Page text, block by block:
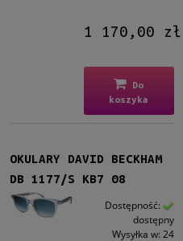
1 170,00 zł
Do
koszyka
OKULARY DAVID BECKHAM
DB 1177/S KB7 08
Dostępność:
dostępny
Wysyłka w: 24